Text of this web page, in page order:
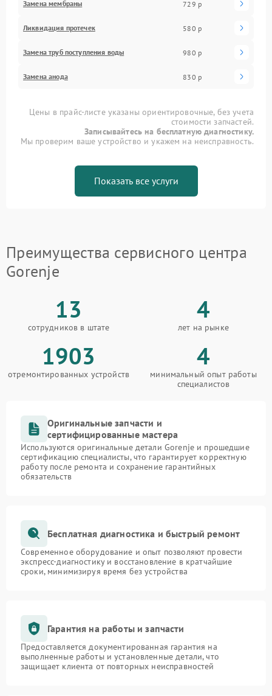
Замена мембраны 729 р
Ликвидация протечек 580 р
Замена труб поступления воды 980 р
Замена анода 830 р
Цены в прайс-листе указаны ориентировочные, без учета
стоимости запчастей.
Записывайтесь на бесплатную диагностику.
Мы проверим ваше устройство и укажем на неисправность.
Показать все услуги
Преимущества сервисного центра
Gorenje
13
сотрудников в штате
4
лет на рынке
1903
отремонтированных устройств
4
минимальный опыт работы
специалистов
Оригинальные запчасти и
сертифицированные мастера
Используются оригинальные детали Gorenje и прошедшие
сертификацию специалисты, что гарантирует корректную
работу после ремонта и сохранение гарантийных
обязательств
Бесплатная диагностика и быстрый ремонт
Современное оборудование и опыт позволяют провести
экспресс-диагностику и восстановление в кратчайшие
сроки, минимизируя время без устройства
Гарантия на работы и запчасти
Предоставляется документированная гарантия на
выполненные работы и установленные детали, что
защищает клиента от повторных неисправностей